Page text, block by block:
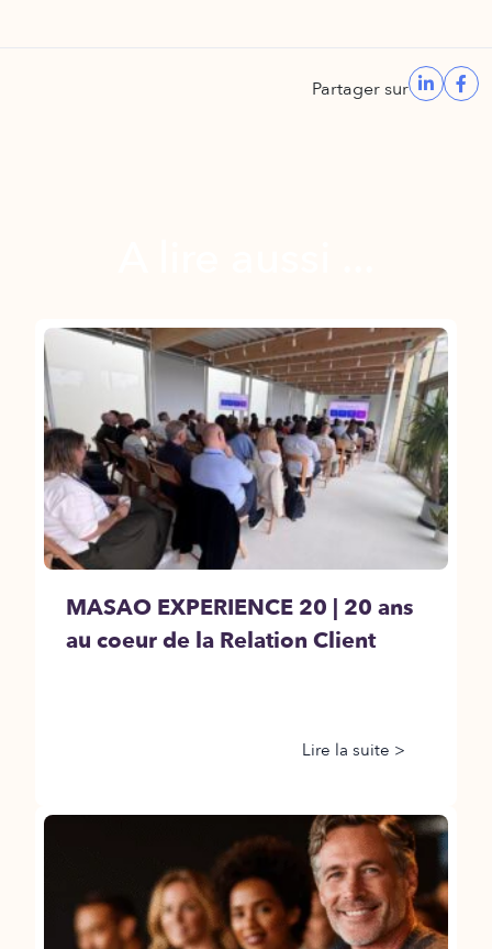
Partager sur
MASAO EXPERIENCE 20 | 20 ans
au coeur de la Relation Client
Lire la suite >